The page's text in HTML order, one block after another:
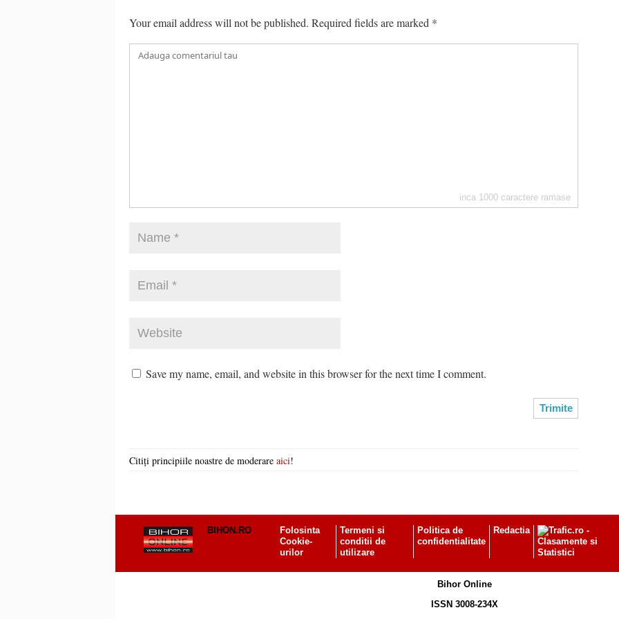
Your email address will not be published. Required fields are marked *
inca 1000 caractere ramase
Save my name, email, and website in this browser for the next time I comment.
Citiți principiile noastre de moderare aici!
BIHON.RO
Folosinta
Cookie-
urilor
Termeni si
conditii de
utilizare
Politica de
confidentialitate
Redactia
Bihor Online
ISSN 3008-234X